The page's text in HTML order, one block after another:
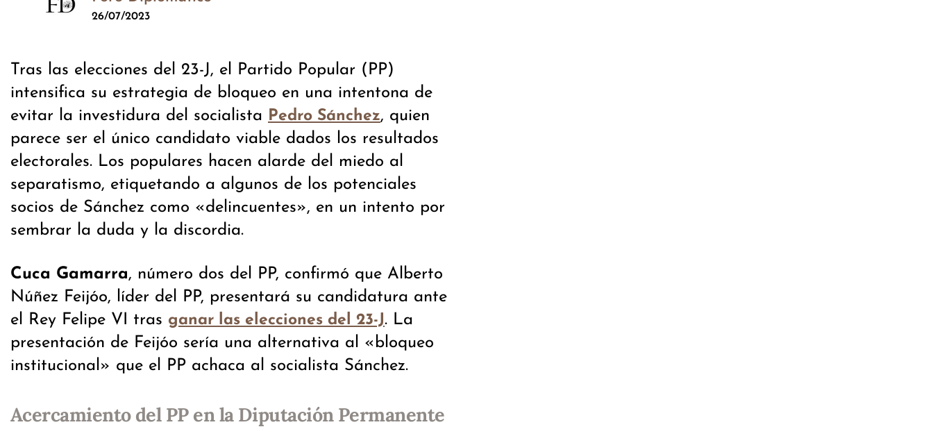
26/07/2023
Tras las elecciones del 23-J, el Partido Popular (PP)
intensifica su estrategia de bloqueo en una intentona de
evitar la investidura del socialista Pedro Sánchez, quien
parece ser el único candidato viable dados los resultados
electorales. Los populares hacen alarde del miedo al
separatismo, etiquetando a algunos de los potenciales
socios de Sánchez como «delincuentes», en un intento por
sembrar la duda y la discordia.
Cuca Gamarra, número dos del PP, confirmó que Alberto
Núñez Feijóo, líder del PP, presentará su candidatura ante
el Rey Felipe VI tras ganar las elecciones del 23-J. La
presentación de Feijóo sería una alternativa al «bloqueo
institucional» que el PP achaca al socialista Sánchez.
Acercamiento del PP en la Diputación Permanente